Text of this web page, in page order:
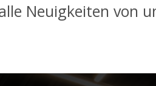
Neuigkeiten von